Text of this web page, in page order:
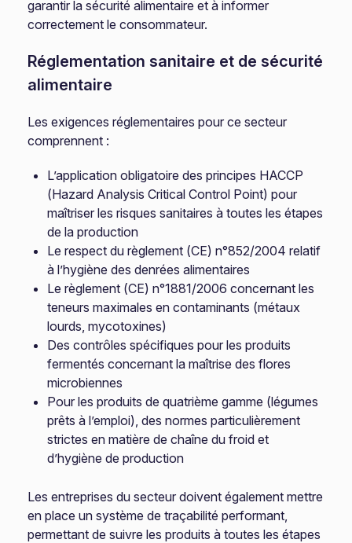
garantir la sécurité alimentaire et à informer
correctement le consommateur.
Réglementation sanitaire et de sécurité
alimentaire
Les exigences réglementaires pour ce secteur
comprennent :
L’application obligatoire des principes HACCP
(Hazard Analysis Critical Control Point) pour
maîtriser les risques sanitaires à toutes les étapes
de la production
Le respect du règlement (CE) n°852/2004 relatif
à l’hygiène des denrées alimentaires
Le règlement (CE) n°1881/2006 concernant les
teneurs maximales en contaminants (métaux
lourds, mycotoxines)
Des contrôles spécifiques pour les produits
fermentés concernant la maîtrise des flores
microbiennes
Pour les produits de quatrième gamme (légumes
prêts à l’emploi), des normes particulièrement
strictes en matière de chaîne du froid et
d’hygiène de production
Les entreprises du secteur doivent également mettre
en place un système de traçabilité performant,
permettant de suivre les produits à toutes les étapes